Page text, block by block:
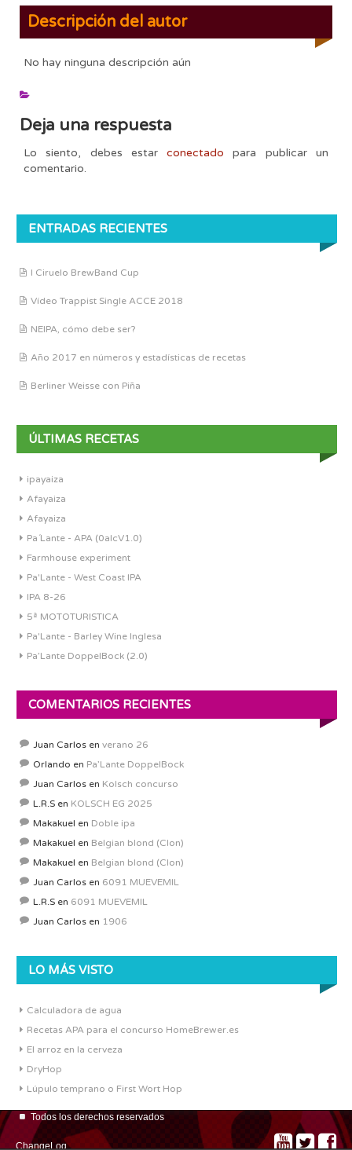
Descripción del autor
No hay ninguna descripción aún
Deja una respuesta
Lo siento, debes estarconectado para publicar un
comentario.
ENTRADAS RECIENTES
I Ciruelo BrewBand Cup
Vídeo Trappist Single ACCE 2018
NEIPA, cómo debe ser?
Año 2017 en números y estadísticas de recetas
Berliner Weisse con Piña
ÚLTIMAS RECETAS
ipayaiza
Afayaiza
Afayaiza
Pa´Lante - APA (0alcV1.0)
Farmhouse experiment
Pa'Lante - West Coast IPA
IPA 8-26
5ª MOTOTURISTICA
Pa'Lante - Barley Wine Inglesa
Pa’Lante DoppelBock (2.0)
COMENTARIOS RECIENTES
Juan Carlos en verano 26
Orlando en Pa’Lante DoppelBock
Juan Carlos en Kolsch concurso
L.R.S en KOLSCH EG 2025
Makakuel en Doble ipa
Makakuel en Belgian blond (Clon)
Makakuel en Belgian blond (Clon)
Juan Carlos en 6091 MUEVEMIL
L.R.S en 6091 MUEVEMIL
Juan Carlos en 1906
LO MÁS VISTO
Calculadora de agua
Recetas APA para el concurso HomeBrewer.es
El arroz en la cerveza
DryHop
Lúpulo temprano o First Wort Hop
Todos los derechos reservados
ChangeLog